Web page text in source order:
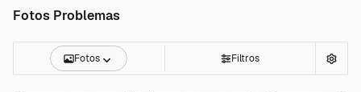
Fotos Problemas
Fotos Filtros